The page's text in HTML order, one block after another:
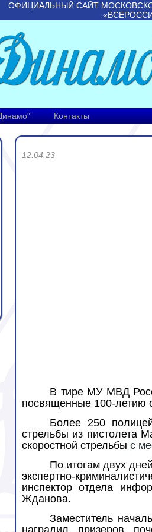
ОФИЦИАЛЬНЫЙ САЙТ
Контакты
12.04.23
В тире МУ МВД
посвященные 100-летию
Более 250
стрельбы из пистолета
скоростной стрельбы с
По итогам двух
экспертно-
инспектор отдела
Жданова.
Заместитель